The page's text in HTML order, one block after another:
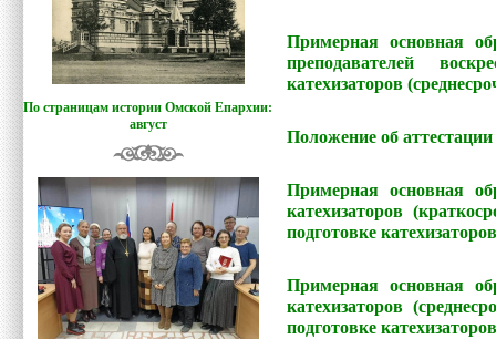
По страницам истории Омской Епархии:
август
Примерная основная
преподавателей
катехизаторов
Положение об аттестации
Примерная основная
катехизаторов
подготовке
Примерная основная
катехизаторов
подготовке